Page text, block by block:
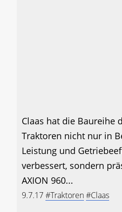
Claas hat die Baureihe
Traktoren nicht nur in
Leistung und
verbessert, sondern
AXION 960...
9.7.17#Traktoren#Claas